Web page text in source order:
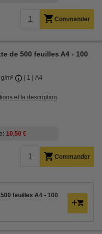
Commander
de 500 feuilles A4 - 100
m² 1 A4
et la description
10,50 €
Commander
feuilles A4 - 100